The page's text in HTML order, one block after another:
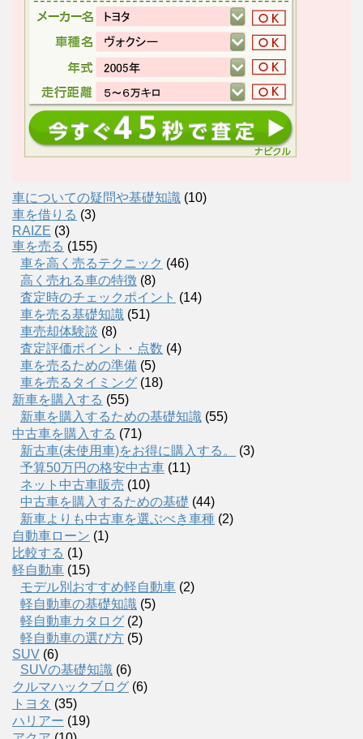
車についての疑問や基礎知識 (10)
車を借りる (3)
RAIZE (3)
車を売る (155)
車を高く売るテクニック (46)
高く売れる車の特徴 (8)
査定時のチェックポイント (14)
車を売る基礎知識 (51)
車売却体験談 (8)
査定評価ポイント・点数 (4)
車を売るための準備 (5)
車を売るタイミング (18)
新車を購入する (55)
新車を購入するための基礎知識 (55)
中古車を購入する (71)
新古車(未使用車)をお得に購入する。
(3)
予算50万円の格安中古車 (11)
ネット中古車販売 (10)
中古車を購入するための基礎 (44)
新車よりも中古車を選ぶべき車種 (2)
自動車ローン (1)
比較する (1)
軽自動車 (15)
モデル別おすすめ軽自動車 (2)
軽自動車の基礎知識 (5)
軽自動車カタログ (2)
軽自動車の選び方 (5)
SUV (6)
SUVの基礎知識 (6)
クルマハックブログ (6)
トヨタ (35)
ハリアー (19)